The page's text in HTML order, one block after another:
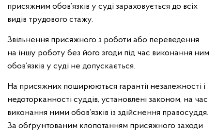
присяжним обов’язків у суді зараховується до всіх
видів трудового стажу.
Звільнення присяжного з роботи або переведення
на іншу роботу без його згоди під час виконання ним
обов’язків у суді не допускається.
На присяжних поширюються гарантії незалежності і
недоторканності суддів, установлені законом, на час
виконання ними обов’язків із здійснення правосуддя.
За обґрунтованим клопотанням присяжного заходи